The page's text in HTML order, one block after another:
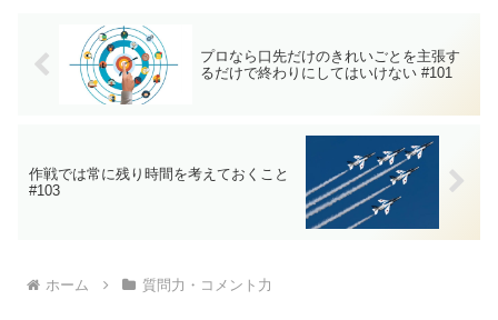
プロなら口先だけのきれいごとを主張す
るだけで終わりにしてはいけない #101
作戦では常に残り時間を考えておくこと
#103
ホーム 質問力・コメント力